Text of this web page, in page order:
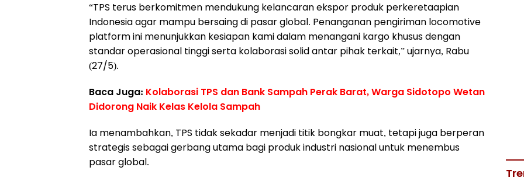
“TPS terus berkomitmen mendukung kelancaran ekspor produk perkeretaapian
Indonesia agar mampu bersaing di pasar global. Penanganan pengiriman locomotive
platform ini menunjukkan kesiapan kami dalam menangani kargo khusus dengan
standar operasional tinggi serta kolaborasi solid antar pihak terkait,” ujarnya, Rabu
(27/5).
Baca Juga: Kolaborasi TPS dan Bank Sampah Perak Barat, Warga Sidotopo Wetan
Didorong Naik Kelas Kelola Sampah
Ia menambahkan, TPS tidak sekadar menjadi titik bongkar muat, tetapi juga berperan
strategis sebagai gerbang utama bagi produk industri nasional untuk menembus
pasar global.